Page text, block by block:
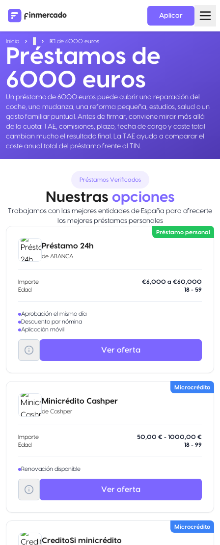
Aplicar
Inicio 💶 de 6000 euros
Préstamos de
6000 euros
Un préstamo de 6000 euros puede cubrir una reparación del
coche, una mudanza, una reforma pequeña, estudios, salud o un
gasto familiar puntual. Antes de firmar, conviene mirar más allá
de la cuota: TAE, comisiones, plazo, fecha de cargo y coste total
cambian mucho el resultado final. La TAE ayuda a comparar el
coste anual total del préstamo frente al TIN.
Préstamos Verificados
Nuestras opciones
Trabajamos con las mejores entidades de España para ofrecerte
los mejores préstamos personales
Préstamo personal
Préstamo 24h
de ABANCA
Importe
€6,000 a €60,000
Edad
18 - 59
Aprobación el mismo día
Descuento por nómina
Aplicación móvil
Ver oferta
Microcrédito
Minicrédito Cashper
de Cashper
Importe
50,00 € - 1000,00 €
Edad
18 - 99
Renovación disponible
Ver oferta
Microcrédito
CreditoSi minicrédito